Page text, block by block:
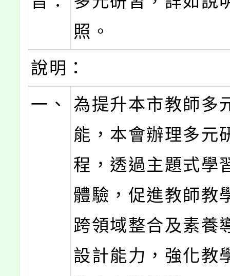
照。
說明：
一、
為提升本市教師多
能，本會辦理多元
程，透過主題式學
體驗，促進教師教
跨領域整合及素養
設計能力，強化教